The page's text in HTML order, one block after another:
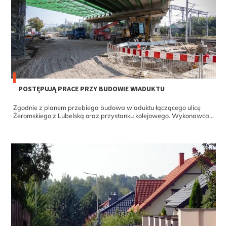
POSTĘPUJĄ PRACE PRZY BUDOWIE WIADUKTU
Zgodnie z planem przebiega budowa wiaduktu łączącego ulicę
Żeromskiego z Lubelską oraz przystanku kolejowego. Wykonawca...